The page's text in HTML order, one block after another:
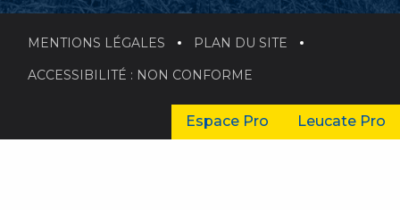
MENTIONS LÉGALES PLAN DU SITE
ACCESSIBILITÉ : NON CONFORME
Espace Pro Leucate Pro